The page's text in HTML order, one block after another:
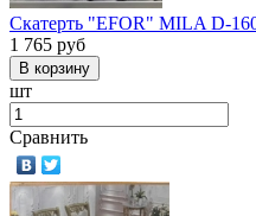
Скатерть "EFOR" MILA D-
1 765 руб
шт
Сравнить